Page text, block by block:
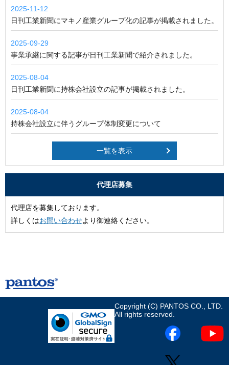
2025-11-12
日刊工業新聞にマキノ産業グループ化の記事が掲載されました。
2025-09-29
事業承継に関する記事が日刊工業新聞で紹介されました。
2025-08-04
日刊工業新聞に持株会社設立の記事が掲載されました。
2025-08-04
持株会社設立に伴うグループ体制変更について
一覧を表示
代理店募集
代理店を募集しております。
詳しくはお問い合わせより御連絡ください。
Copyright (C) PANTOS CO., LTD.
All rights reserved.